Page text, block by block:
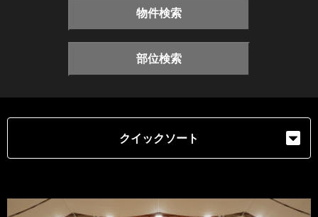
物件検索
部位検索
クイックソート